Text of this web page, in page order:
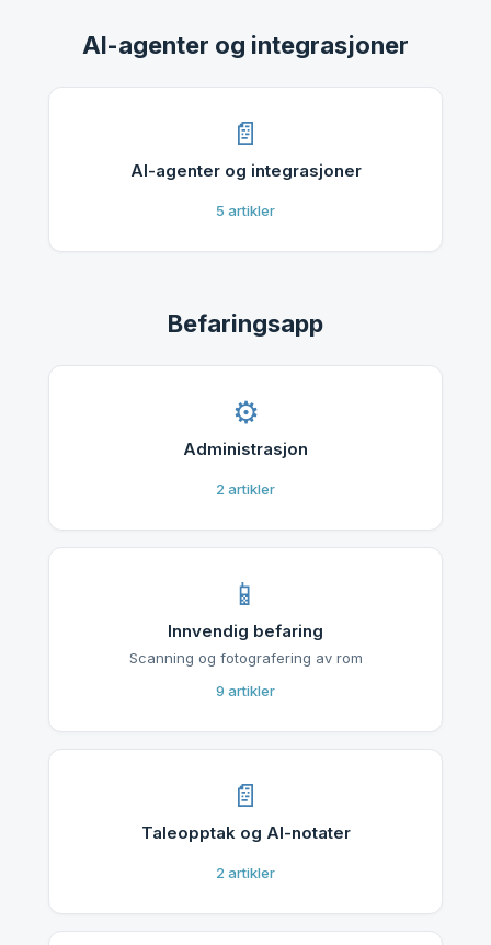
Kontakt / Contact
AI-agenter og integrasjoner
AI-agenter og integrasjoner
5 artikler
Befaringsapp
Administrasjon
2 artikler
Innvendig befaring
Scanning og fotografering av rom
9 artikler
Taleopptak og AI-notater
2 artikler